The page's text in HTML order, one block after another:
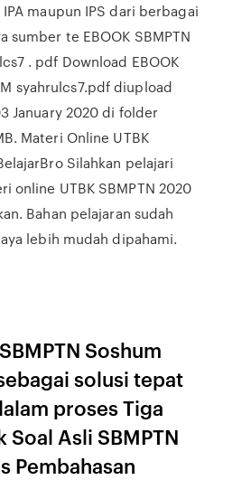
maupun IPS dari berbagai
sumber te EBOOK SBMPTN
. pdf Download EBOOK
syahrulcs7.pdf diupload
January 2020 di folder
Materi Online UTBK
Silahkan pelajari
online UTBK SBMPTN 2020
Bahan pelajaran sudah
lebih mudah dipahami.
Soshum
solusi tepat
proses Tiga
Soal Asli SBMPTN
Pembahasan